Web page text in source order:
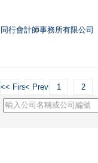
同行會計師事務所有限公司
<< First< Previous1 2